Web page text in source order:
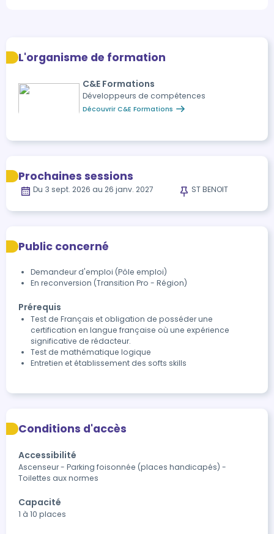
L'organisme de formation
C&E Formations
Développeurs de compétences
Découvrir C&E Formations
Prochaines sessions
Du 3 sept. 2026 au 26 janv. 2027 ST BENOIT
Public concerné
Demandeur d'emploi (Pôle emploi)
En reconversion (Transition Pro - Région)
Prérequis
Test de Français et obligation de posséder une
certification en langue française où une expérience
significative de rédacteur.
Test de mathématique logique
Entretien et établissement des softs skills
Conditions d'accès
Accessibilité
Ascenseur - Parking foisonnée (places handicapés) -
Toilettes aux normes
Capacité
1 à 10 places